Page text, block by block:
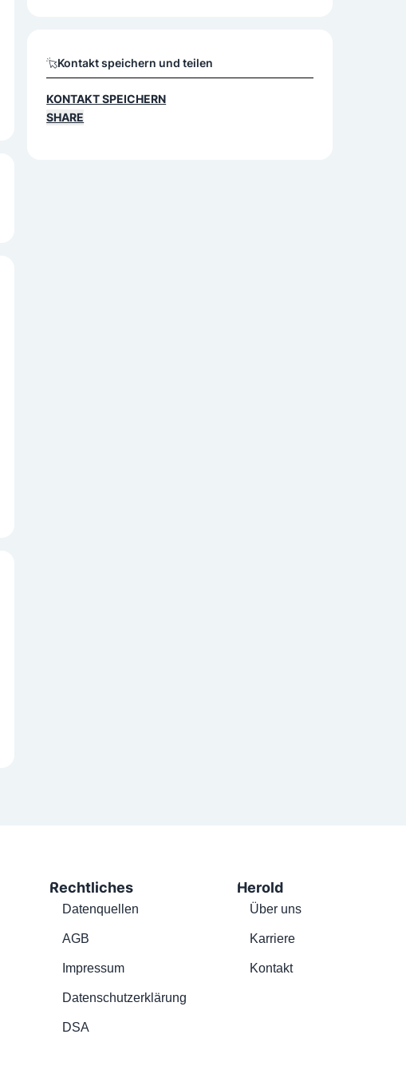
Kontakt speichern und teilen
KONTAKT SPEICHERN
SHARE
Rechtliches
Datenquellen
AGB
Impressum
Datenschutzerklärung
DSA
Herold
Über uns
Karriere
Kontakt